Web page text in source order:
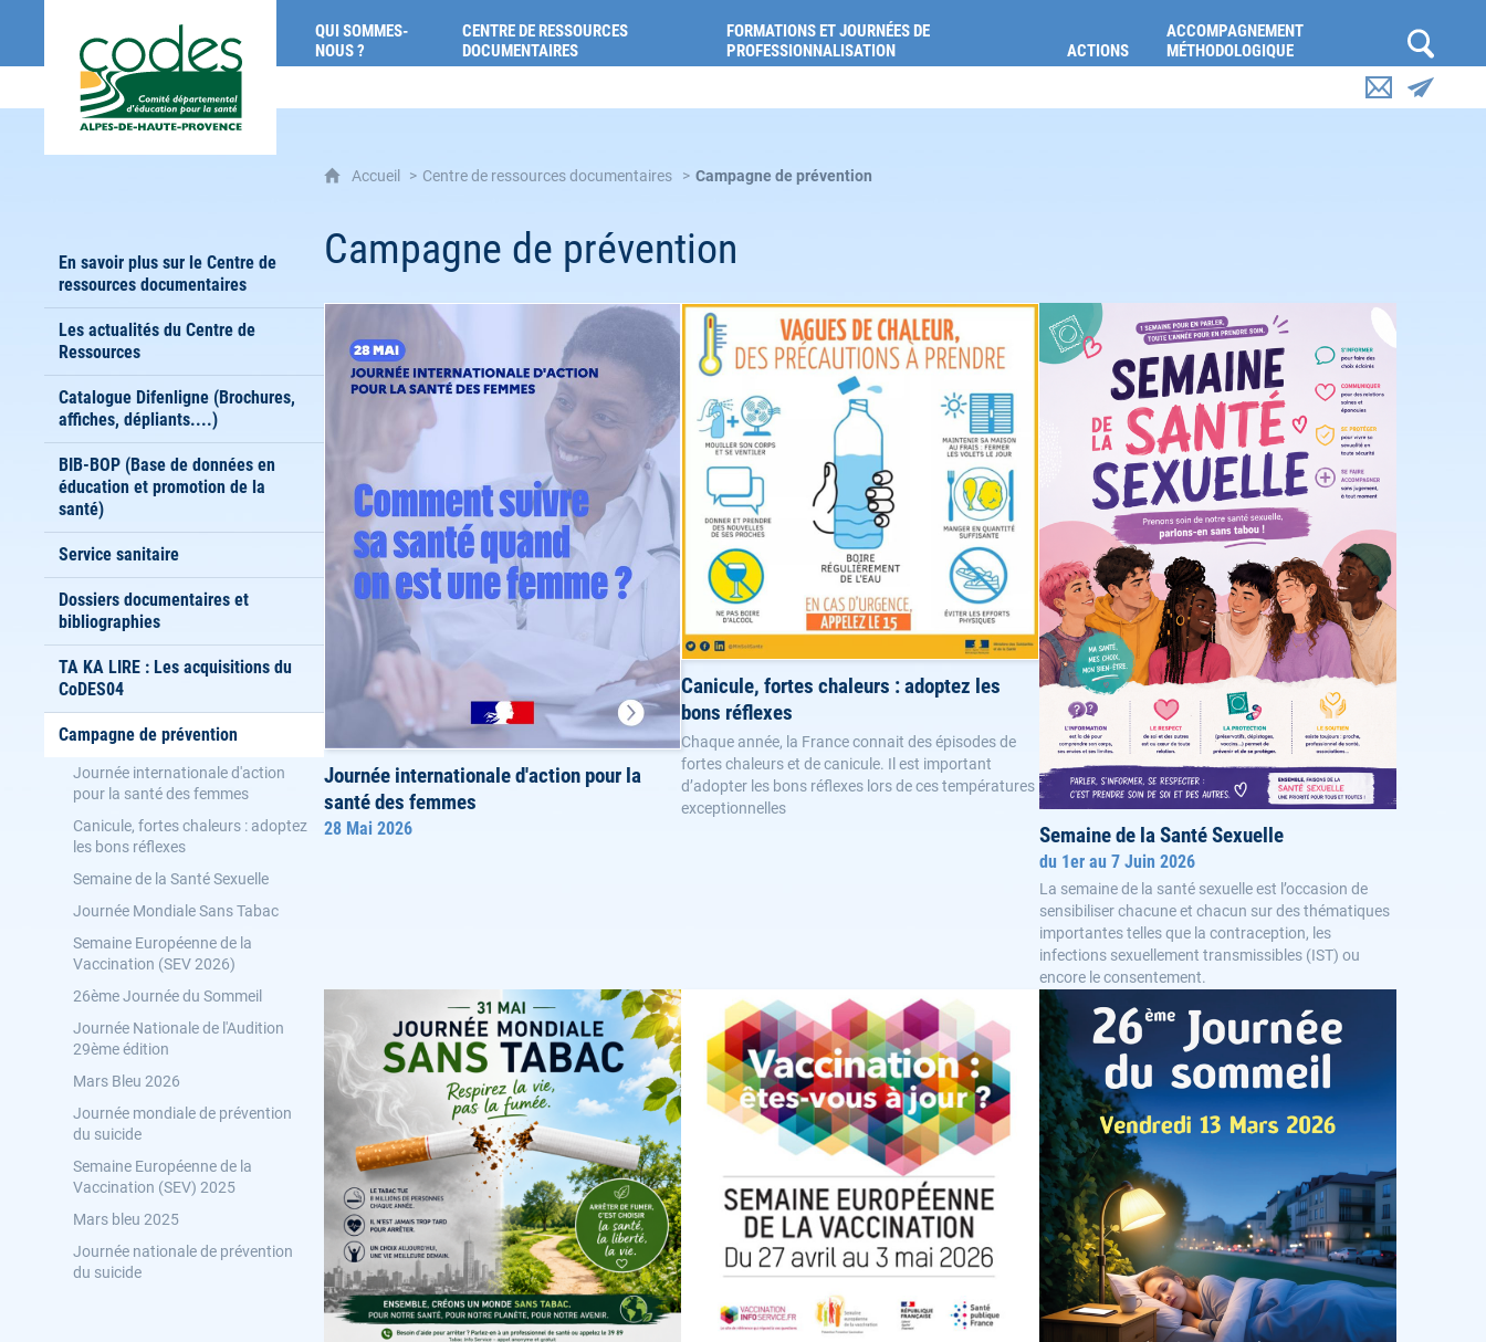
QUI SOMMES-
NOUS ?
CENTRE DE RESSOURCES
DOCUMENTAIRES
FORMATIONS ET JOURNÉES DE
PROFESSIONNALISATION
ACTIONS
ACCOMPAGNEMENT
MÉTHODOLOGIQUE
En savoir plus sur le Centre de
ressources documentaires
Les actualités du Centre de
Ressources
Catalogue Difenligne (Brochures,
affiches, dépliants....)
BIB-BOP (Base de données en
éducation et promotion de la
santé)
Service sanitaire
Dossiers documentaires et
bibliographies
TA KA LIRE : Les acquisitions du
CoDES04
Campagne de prévention
Journée internationale d'action
pour la santé des femmes
Canicule, fortes chaleurs : adoptez
les bons réflexes
Semaine de la Santé Sexuelle
Journée Mondiale Sans Tabac
Semaine Européenne de la
Vaccination (SEV 2026)
26ème Journée du Sommeil
Journée Nationale de l'Audition
29ème édition
Mars Bleu 2026
Journée mondiale de prévention
du suicide
Semaine Européenne de la
Vaccination (SEV) 2025
Mars bleu 2025
Journée nationale de prévention
du suicide
Accueil Centre de ressources documentaires Campagne de prévention
Campagne de prévention
Journée internationale d'action pour la
santé des femmes
28 Mai 2026
Canicule, fortes chaleurs : adoptez les
bons réflexes
Chaque année, la France connait des épisodes de
fortes chaleurs et de canicule. Il est important
d’adopter les bons réflexes lors de ces températures
exceptionnelles
Semaine de la Santé Sexuelle
du 1er au 7 Juin 2026
La semaine de la santé sexuelle est l’occasion de
sensibiliser chacune et chacun sur des thématiques
importantes telles que la contraception, les
infections sexuellement transmissibles (IST) ou
encore le consentement.